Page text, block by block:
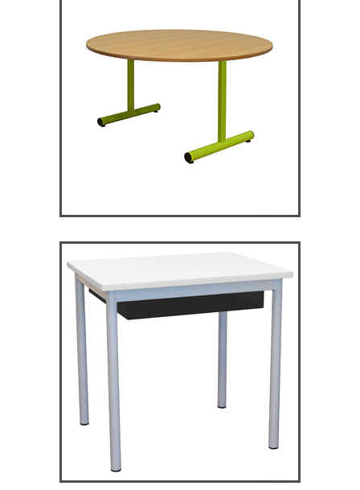
RM120 – Restauration
TABLES ET MANGE DEBOUT
TD4P75 – Dale table 4 pieds
70×50
TABLES SECONDAIRE